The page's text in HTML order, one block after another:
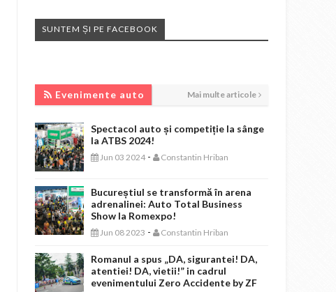
SUNTEM ȘI PE FACEBOOK
Evenimente auto Mai multe articole
Spectacol auto și competiție la sânge
la ATBS 2024!
Jun 03 2024 - Constantin Hriban
Bucureștiul se transformă în arena
adrenalinei: Auto Total Business
Show la Romexpo!
Jun 08 2023 - Constantin Hriban
Romanul a spus „DA, sigurantei! DA,
atentiei! DA, vietii!” in cadrul
evenimentului Zero Accidente by ZF